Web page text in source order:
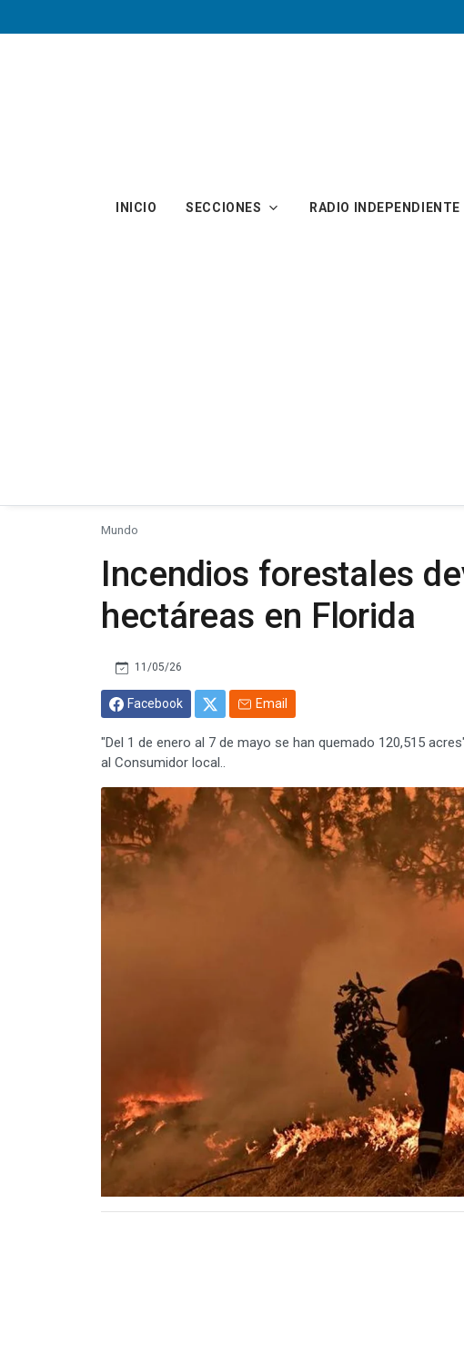
INICIO SECCIONES RADIO INDEPENDIENTE
Mundo
Incendios forestales
hectáreas en Florida
11/05/26
Facebook Email
"Del 1 de enero al 7 de mayo se han quemado 120,515
al Consumidor local..